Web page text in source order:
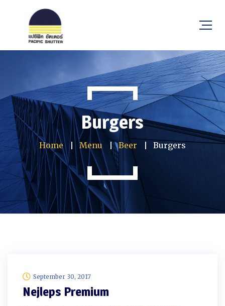
Burgers
Home Menu Beer Burgers
September 30, 2017
Nejleps Premium